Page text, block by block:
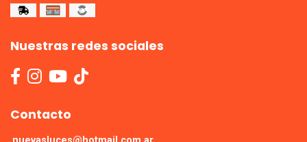
Nuestras redes sociales
Contacto